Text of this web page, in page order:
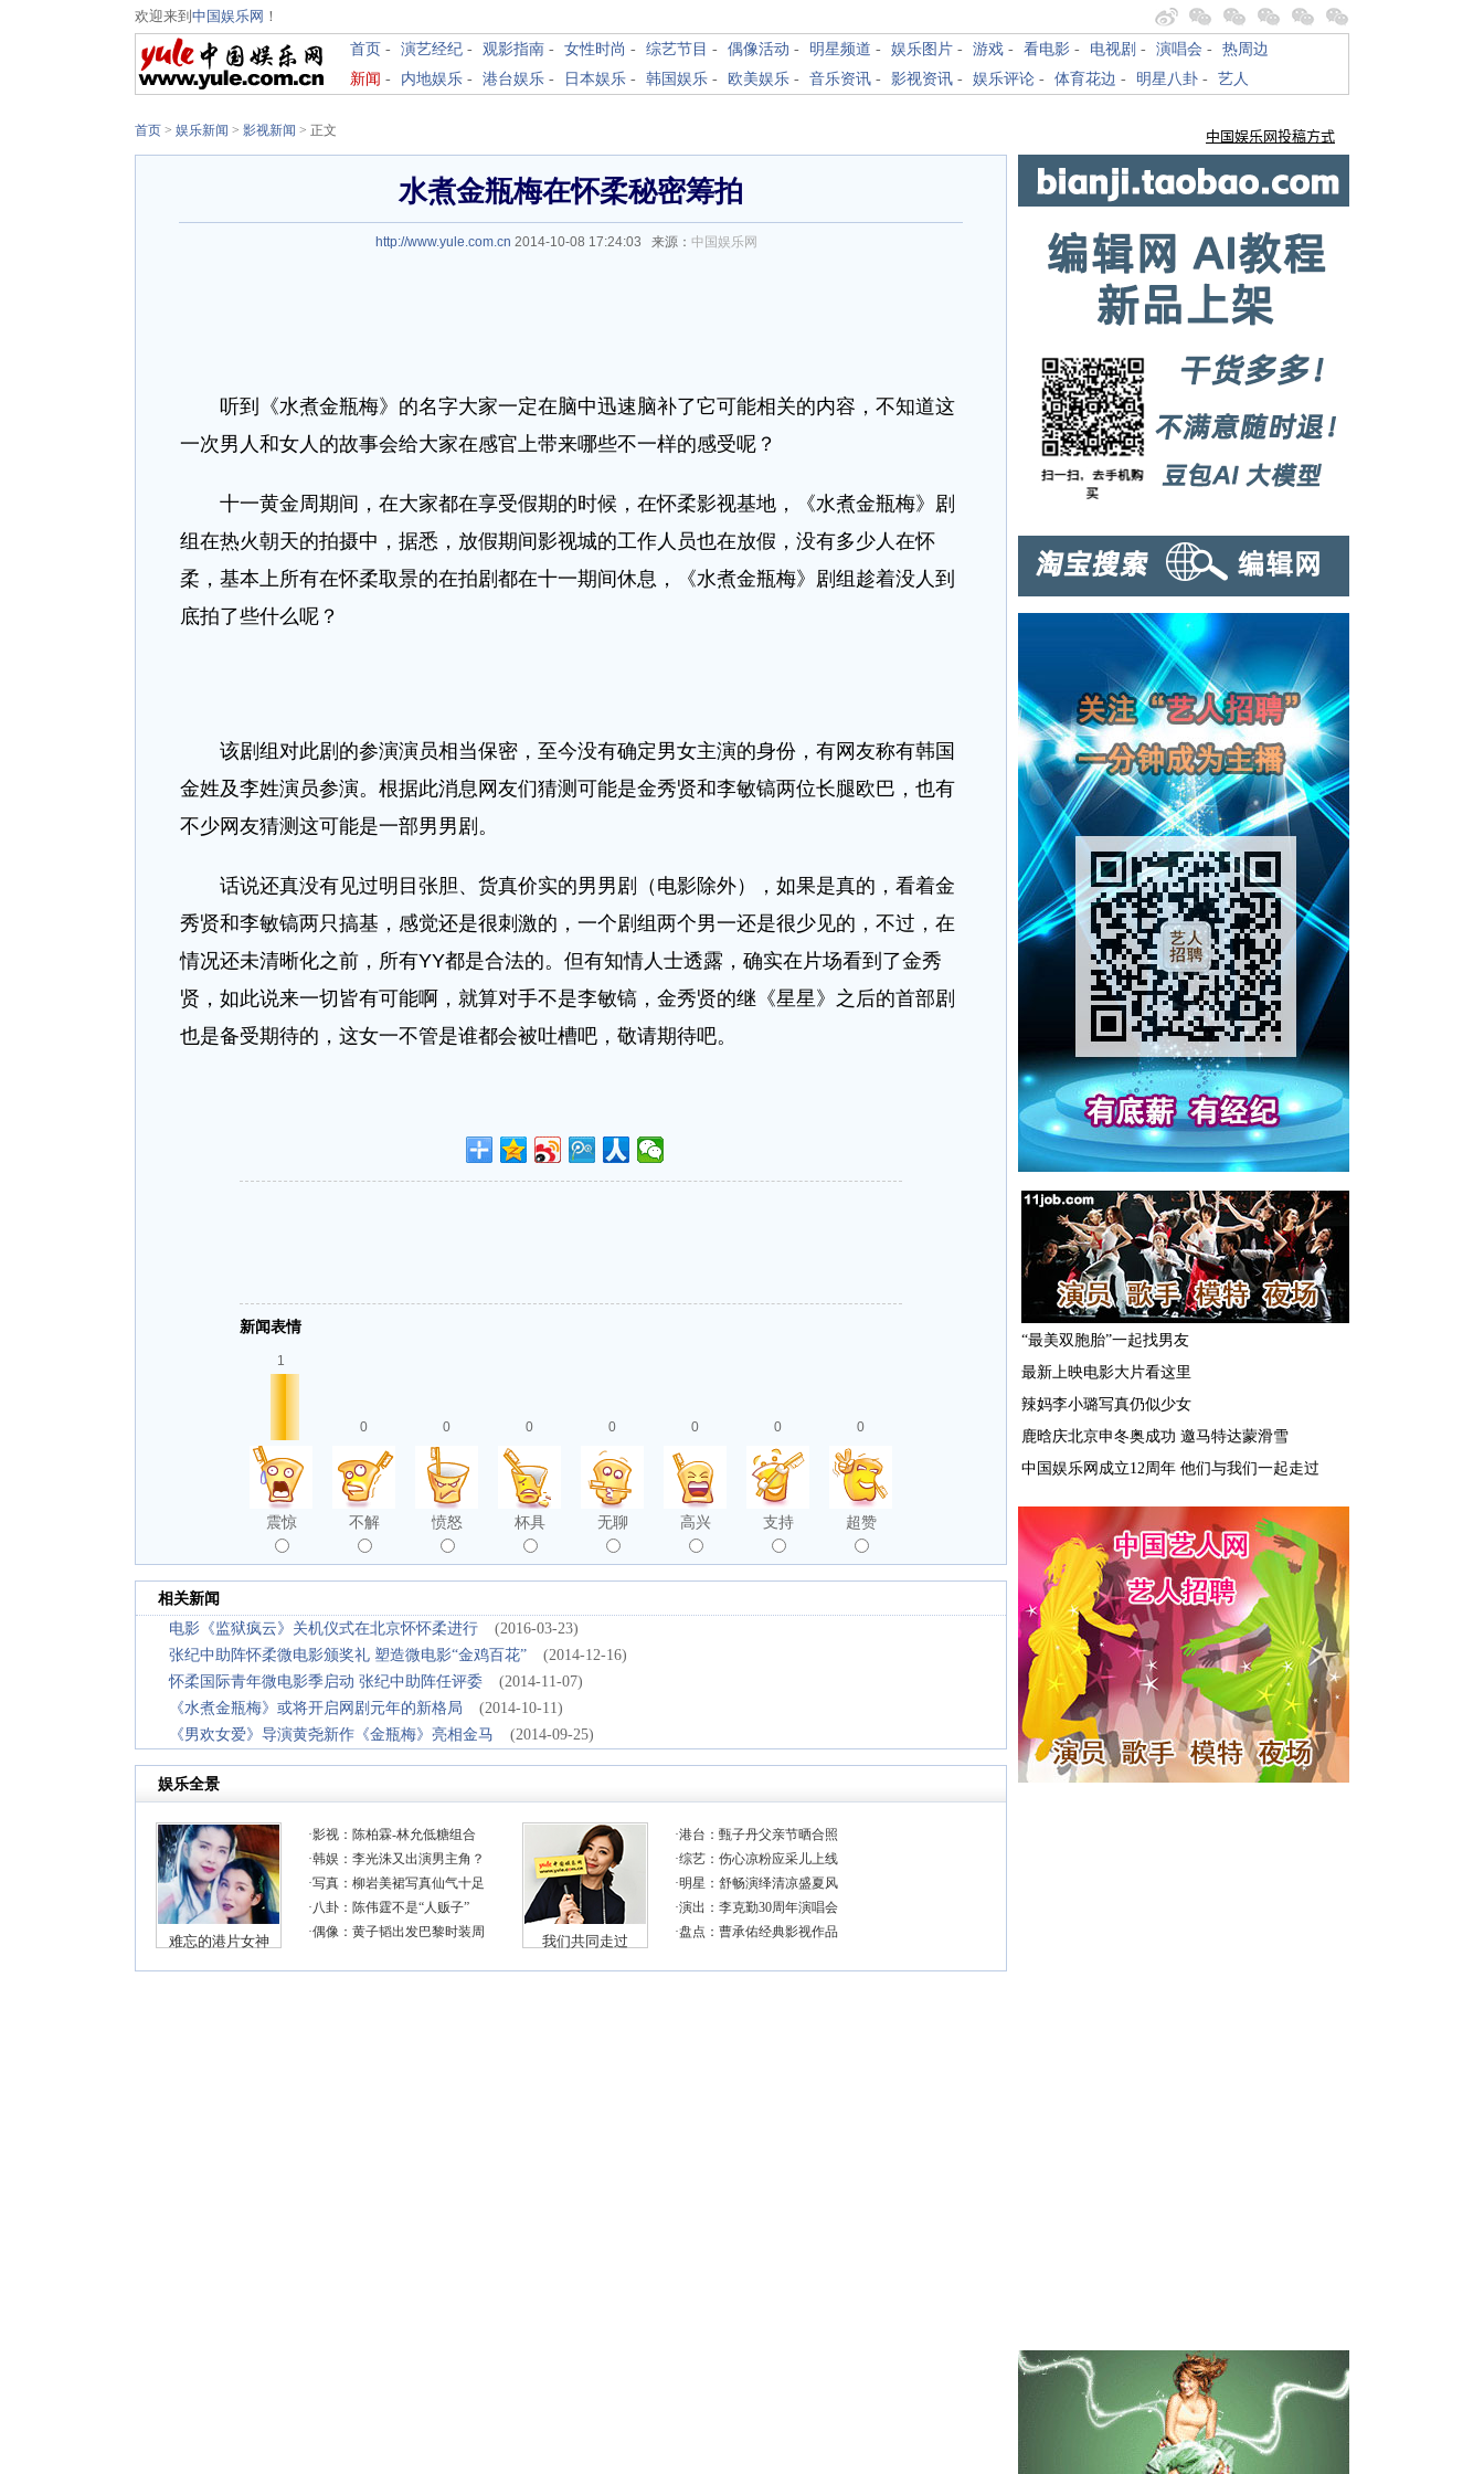
欢迎来到 中国娱乐网 ！
首页 - 演艺经纪 - 观影指南 - 女性时尚 - 综艺节目 - 偶像活动 - 明星频道 - 娱乐图片 - 游戏 - 看电影 - 电视剧 - 演唱会 - 热周边
新闻 - 内地娱乐 - 港台娱乐 - 日本娱乐 - 韩国娱乐 - 欧美娱乐 - 音乐资讯 - 影视资讯 - 娱乐评论 - 体育花边 - 明星八卦 - 艺人
首页 > 娱乐新闻 > 影视新闻 > 正文
水煮金瓶梅在怀柔秘密筹拍
http://www.yule.com.cn 2014-10-08 17:24:03 来源： 中国娱乐网
听到《水煮金瓶梅》的名字大家一定在脑中迅速脑补了它可能相关的内容，不知道这
一次男人和女人的故事会给大家在感官上带来哪些不一样的感受呢？
十一黄金周期间，在大家都在享受假期的时候，在怀柔影视基地，《水煮金瓶梅》剧
组在热火朝天的拍摄中，据悉，放假期间影视城的工作人员也在放假，没有多少人在怀
柔，基本上所有在怀柔取景的在拍剧都在十一期间休息，《水煮金瓶梅》剧组趁着没人到
底拍了些什么呢？
该剧组对此剧的参演演员相当保密，至今没有确定男女主演的身份，有网友称有韩国
金姓及李姓演员参演。根据此消息网友们猜测可能是金秀贤和李敏镐两位长腿欧巴，也有
不少网友猜测这可能是一部男男剧。
话说还真没有见过明目张胆、货真价实的男男剧（电影除外），如果是真的，看着金
秀贤和李敏镐两只搞基，感觉还是很刺激的，一个剧组两个男一还是很少见的，不过，在
情况还未清晰化之前，所有YY都是合法的。但有知情人士透露，确实在片场看到了金秀
贤，如此说来一切皆有可能啊，就算对手不是李敏镐，金秀贤的继《星星》之后的首部剧
也是备受期待的，这女一不管是谁都会被吐槽吧，敬请期待吧。
新闻表情
1
震惊
0
不解
0
愤怒
0
杯具
0
无聊
0
高兴
0
支持
0
超赞
相关新闻
电影《监狱疯云》关机仪式在北京怀怀柔进行
(2016-03-23)
张纪中助阵怀柔微电影颁奖礼 塑造微电影“金鸡百花”
(2014-12-16)
怀柔国际青年微电影季启动 张纪中助阵任评委
(2014-11-07)
《水煮金瓶梅》或将开启网剧元年的新格局
(2014-10-11)
《男欢女爱》导演黄尧新作《金瓶梅》亮相金马
(2014-09-25)